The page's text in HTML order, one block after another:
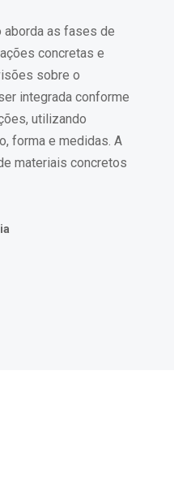
aborda as fases de
concretas e
sobre o
integrada conforme
utilizando
forma e medidas. A
materiais concretos